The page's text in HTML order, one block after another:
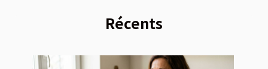
Récents